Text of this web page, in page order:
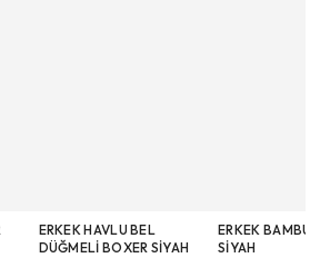
ERKEK HAVLU BEL
DÜĞMELI BOXER SIYAH
ERKEK BAMBU
SIYAH